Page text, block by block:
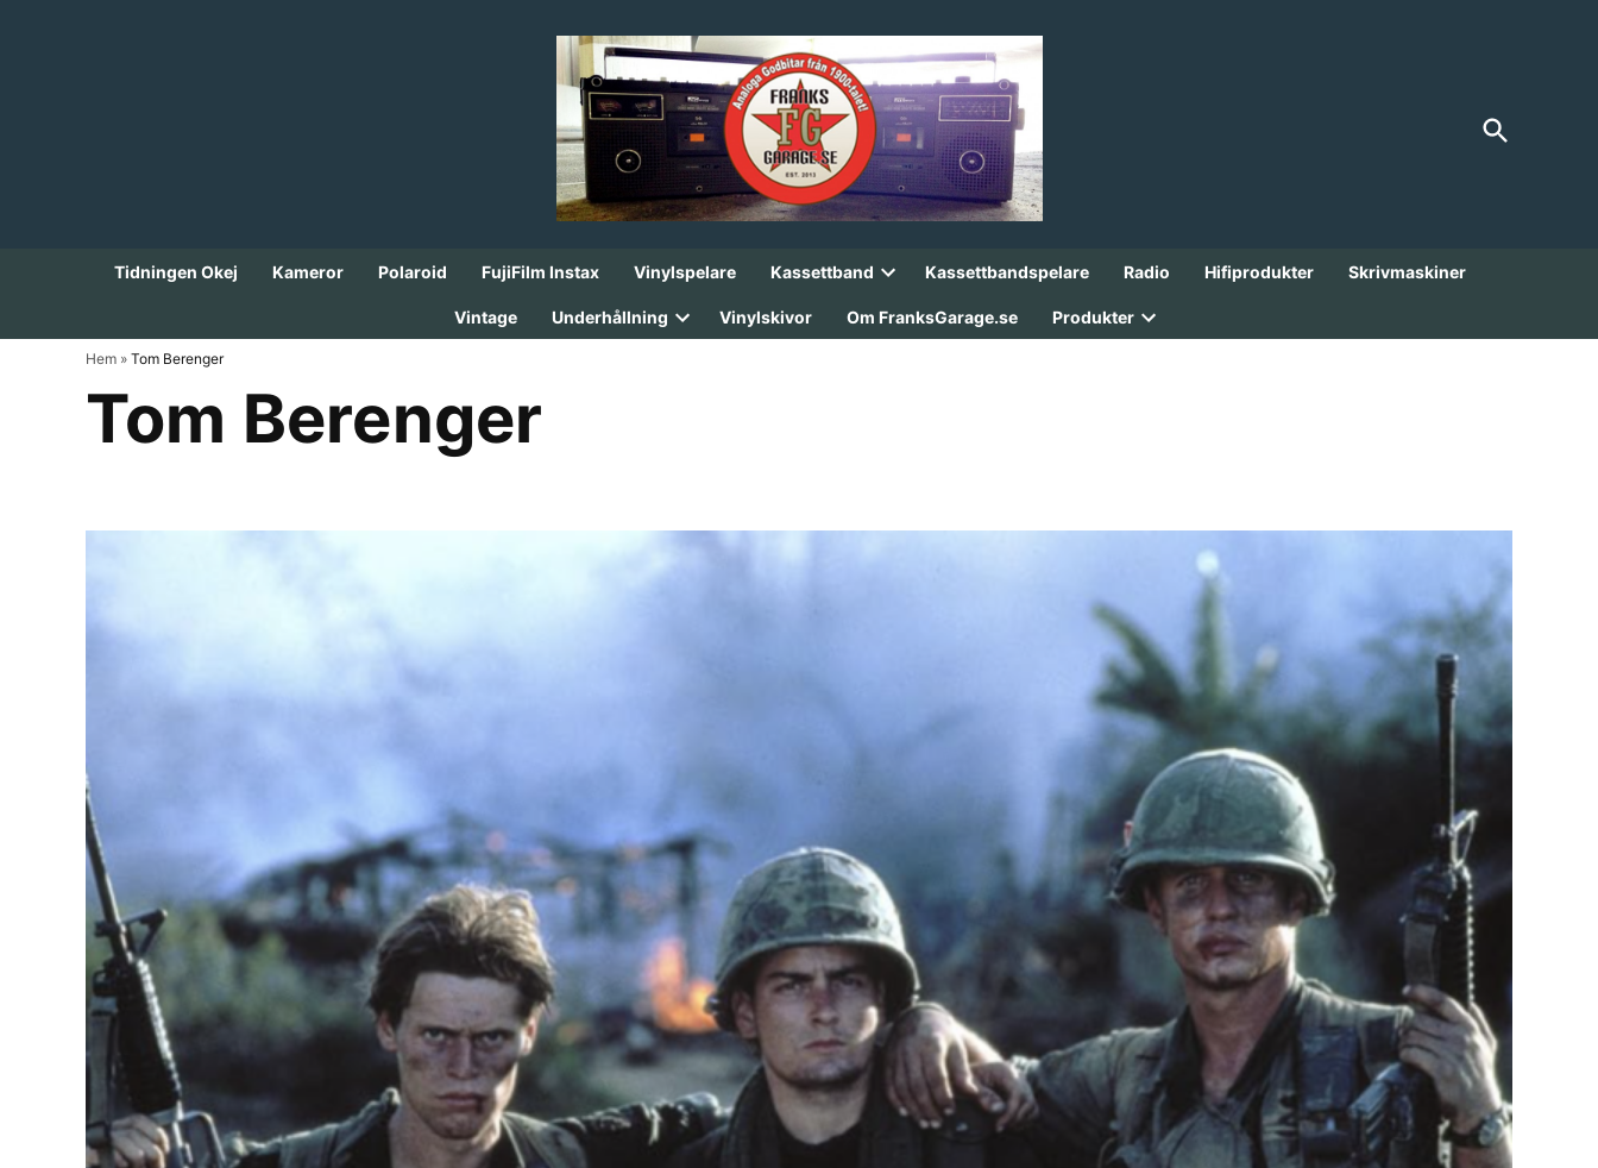
Open
Search
Tidningen Okej Kameror Polaroid FujiFilm Instax Vinylspelare Kassettband
dropdown
menu
Kassettbandspelare Radio Hifiprodukter Skrivmaskiner
Vintage Underhållning
Open
Vinylskivor Om FranksGarage.se Produkter
Open
Hem » Tom Berenger
Tom Berenger